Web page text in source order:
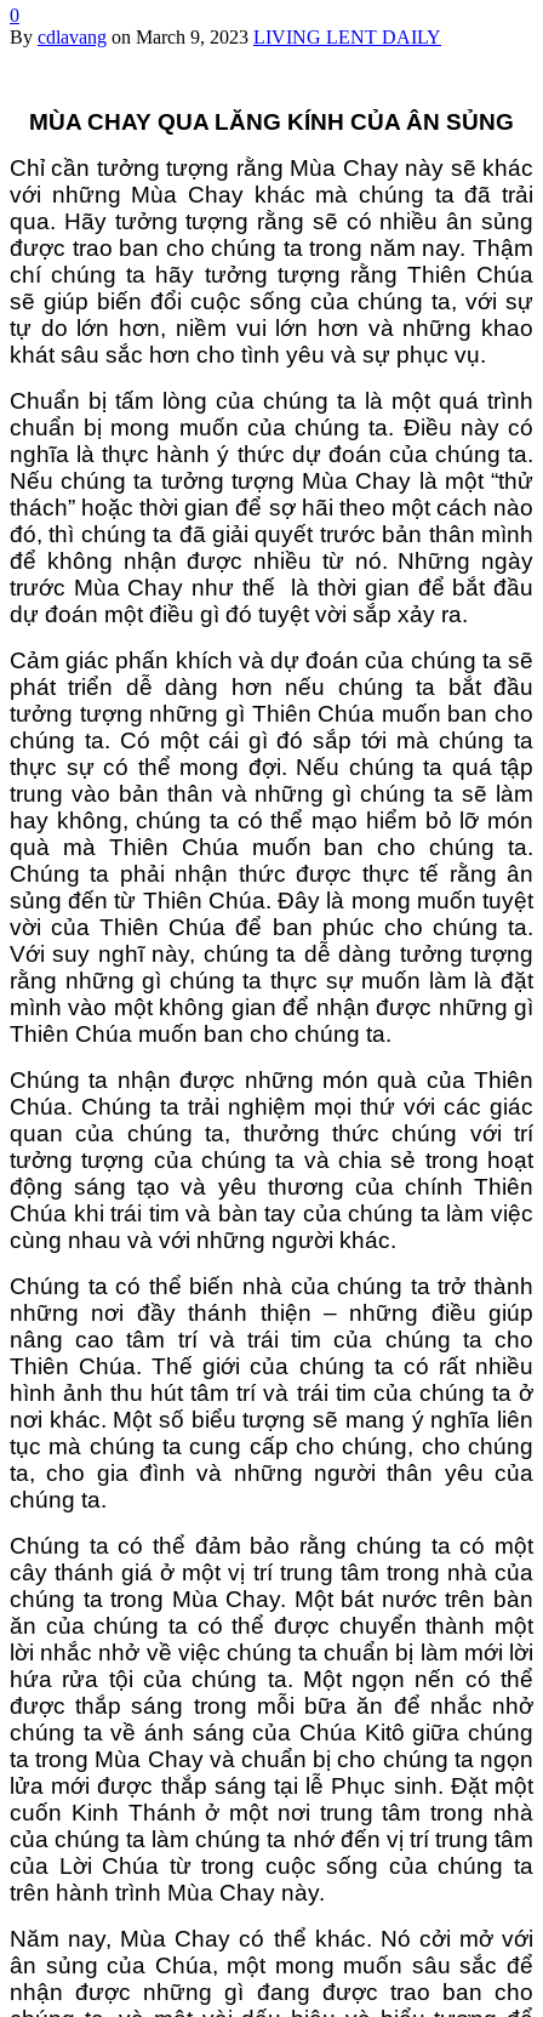
0
By cdlavang on March 9, 2023 LIVING LENT DAILY
MÙA CHAY QUA LĂNG KÍNH CỦA ÂN SỦNG
Chỉ cần tưởng tượng rằng Mùa Chay này sẽ khác
với những Mùa Chay khác mà chúng ta đã trải
qua. Hãy tưởng tượng rằng sẽ có nhiều ân sủng
được trao ban cho chúng ta trong năm nay. Thậm
chí chúng ta hãy tưởng tượng rằng Thiên Chúa
sẽ giúp biến đổi cuộc sống của chúng ta, với sự
tự do lớn hơn, niềm vui lớn hơn và những khao
khát sâu sắc hơn cho tình yêu và sự phục vụ.
Chuẩn bị tấm lòng của chúng ta là một quá trình
chuẩn bị mong muốn của chúng ta. Điều này có
nghĩa là thực hành ý thức dự đoán của chúng ta.
Nếu chúng ta tưởng tượng Mùa Chay là một “thử
thách” hoặc thời gian để sợ hãi theo một cách nào
đó, thì chúng ta đã giải quyết trước bản thân mình
để không nhận được nhiều từ nó. Những ngày
trước Mùa Chay như thế là thời gian để bắt đầu
dự đoán một điều gì đó tuyệt vời sắp xảy ra.
Cảm giác phấn khích và dự đoán của chúng ta sẽ
phát triển dễ dàng hơn nếu chúng ta bắt đầu
tưởng tượng những gì Thiên Chúa muốn ban cho
chúng ta. Có một cái gì đó sắp tới mà chúng ta
thực sự có thể mong đợi. Nếu chúng ta quá tập
trung vào bản thân và những gì chúng ta sẽ làm
hay không, chúng ta có thể mạo hiểm bỏ lỡ món
quà mà Thiên Chúa muốn ban cho chúng ta.
Chúng ta phải nhận thức được thực tế rằng ân
sủng đến từ Thiên Chúa. Đây là mong muốn tuyệt
vời của Thiên Chúa để ban phúc cho chúng ta.
Với suy nghĩ này, chúng ta dễ dàng tưởng tượng
rằng những gì chúng ta thực sự muốn làm là đặt
mình vào một không gian để nhận được những gì
Thiên Chúa muốn ban cho chúng ta.
Chúng ta nhận được những món quà của Thiên
Chúa. Chúng ta trải nghiệm mọi thứ với các giác
quan của chúng ta, thưởng thức chúng với trí
tưởng tượng của chúng ta và chia sẻ trong hoạt
động sáng tạo và yêu thương của chính Thiên
Chúa khi trái tim và bàn tay của chúng ta làm việc
cùng nhau và với những người khác.
Chúng ta có thể biến nhà của chúng ta trở thành
những nơi đầy thánh thiện – những điều giúp
nâng cao tâm trí và trái tim của chúng ta cho
Thiên Chúa. Thế giới của chúng ta có rất nhiều
hình ảnh thu hút tâm trí và trái tim của chúng ta ở
nơi khác. Một số biểu tượng sẽ mang ý nghĩa liên
tục mà chúng ta cung cấp cho chúng, cho chúng
ta, cho gia đình và những người thân yêu của
chúng ta.
Chúng ta có thể đảm bảo rằng chúng ta có một
cây thánh giá ở một vị trí trung tâm trong nhà của
chúng ta trong Mùa Chay. Một bát nước trên bàn
ăn của chúng ta có thể được chuyển thành một
lời nhắc nhở về việc chúng ta chuẩn bị làm mới lời
hứa rửa tội của chúng ta. Một ngọn nến có thể
được thắp sáng trong mỗi bữa ăn để nhắc nhở
chúng ta về ánh sáng của Chúa Kitô giữa chúng
ta trong Mùa Chay và chuẩn bị cho chúng ta ngọn
lửa mới được thắp sáng tại lễ Phục sinh. Đặt một
cuốn Kinh Thánh ở một nơi trung tâm trong nhà
của chúng ta làm chúng ta nhớ đến vị trí trung tâm
của Lời Chúa từ trong cuộc sống của chúng ta
trên hành trình Mùa Chay này.
Năm nay, Mùa Chay có thể khác. Nó cởi mở với
ân sủng của Chúa, một mong muốn sâu sắc để
nhận được những gì đang được trao ban cho